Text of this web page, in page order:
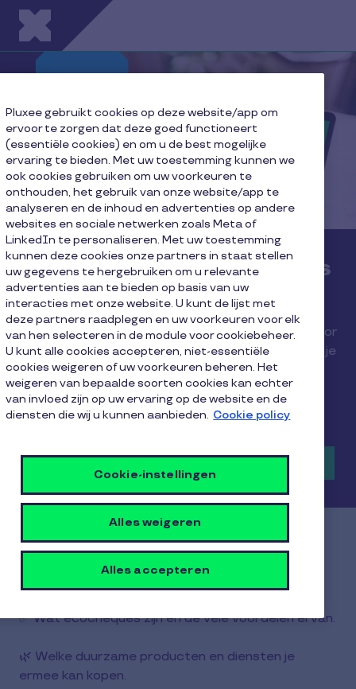
Overslaan en naar de inhoud gaan
Ontdek onze GRATIS gids
“Alles over ecocheques”
Ecocheques hebben vele troeven: ze zijn goed voor
je bedrijf, je medewerkers én de planeet. Dat wist je
misschien al, maar er zijn zeker dingen die je nog
moet ontdekken over dit belastingvriendelijk
verloningsmiddel. Ontdek het in onze gids!
Download de gratis gids
Wat je allemaal ontdekt in deze
gids:
✅ Wat ecocheques zijn en de vele voordelen ervan.
🌿 Welke duurzame producten en diensten je
ermee kan kopen.
Pluxee gebruikt cookies op deze website/app om
ervoor te zorgen dat deze goed functioneert
(essentiële cookies) en om u de best mogelijke
ervaring te bieden. Met uw toestemming kunnen we
ook cookies gebruiken om uw voorkeuren te
onthouden, het gebruik van onze website/app te
analyseren en de inhoud en advertenties op andere
websites en sociale netwerken zoals Meta of
LinkedIn te personaliseren. Met uw toestemming
kunnen deze cookies onze partners in staat stellen
uw gegevens te hergebruiken om u relevante
advertenties aan te bieden op basis van uw
interacties met onze website. U kunt de lijst met
deze partners raadplegen en uw voorkeuren voor elk
van hen selecteren in de module voor cookiebeheer.
U kunt alle cookies accepteren, niet-essentiële
cookies weigeren of uw voorkeuren beheren. Het
weigeren van bepaalde soorten cookies kan echter
van invloed zijn op uw ervaring op de website en de
diensten die wij u kunnen aanbieden. Cookie policy
Cookie-instellingen
Alles weigeren
Alles accepteren